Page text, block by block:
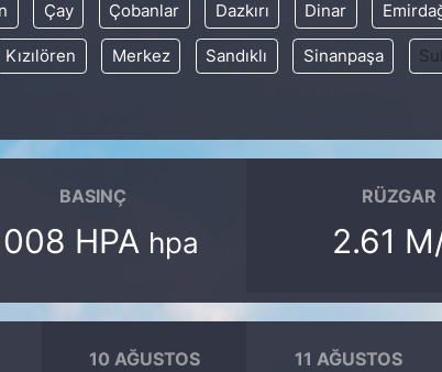
Çay Çobanlar Dazkırı Dinar
Kızılören Merkez Sandıklı Sinanpaşa
BASINÇ
HPA hpa
RÜZGAR
2.61
10 AĞUSTOS 11 AĞUSTOS